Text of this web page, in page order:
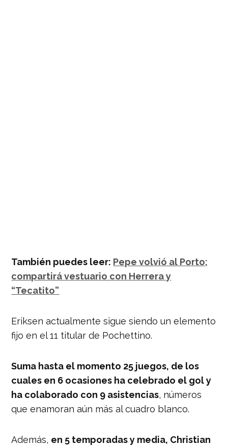
También puedes leer: Pepe volvió al Porto;
compartirá vestuario con Herrera y
“Tecatito”
Eriksen actualmente sigue siendo un elemento
fijo en el 11 titular de Pochettino.
Suma hasta el momento 25 juegos, de los
cuales en 6 ocasiones ha celebrado el gol y
ha colaborado con 9 asistencias, números
que enamoran aún más al cuadro blanco.
Además, en 5 temporadas y media, Christian